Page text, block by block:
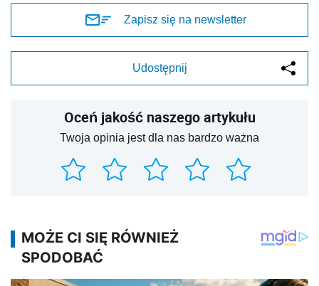
Zapisz się na newsletter
Udostępnij
Oceń jakość naszego artykułu
Twoja opinia jest dla nas bardzo ważna